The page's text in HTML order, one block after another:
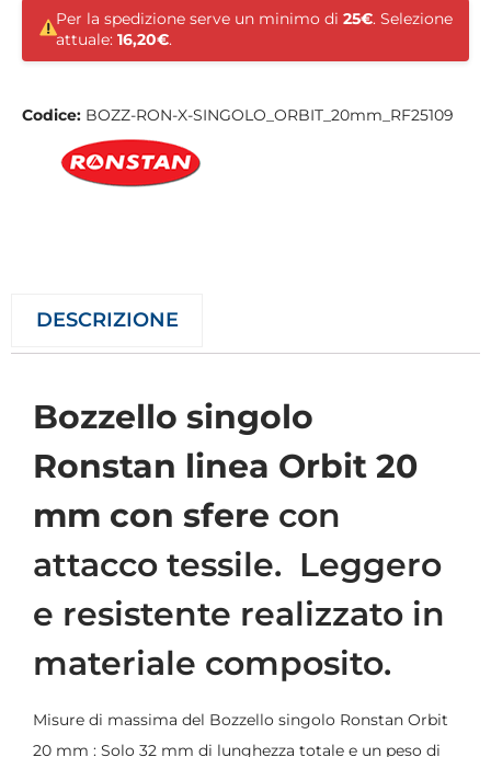
Per la spedizione serve un minimo di 25€. Selezione
attuale: 16,20€.
Codice: BOZZ-RON-X-SINGOLO_ORBIT_20mm_RF25109
DESCRIZIONE
Bozzello singolo
Ronstan linea Orbit 20
mm con sfere con
attacco tessile. Leggero
e resistente realizzato in
materiale composito.
Misure di massima del Bozzello singolo Ronstan Orbit
20 mm : Solo 32 mm di lunghezza totale e un peso di